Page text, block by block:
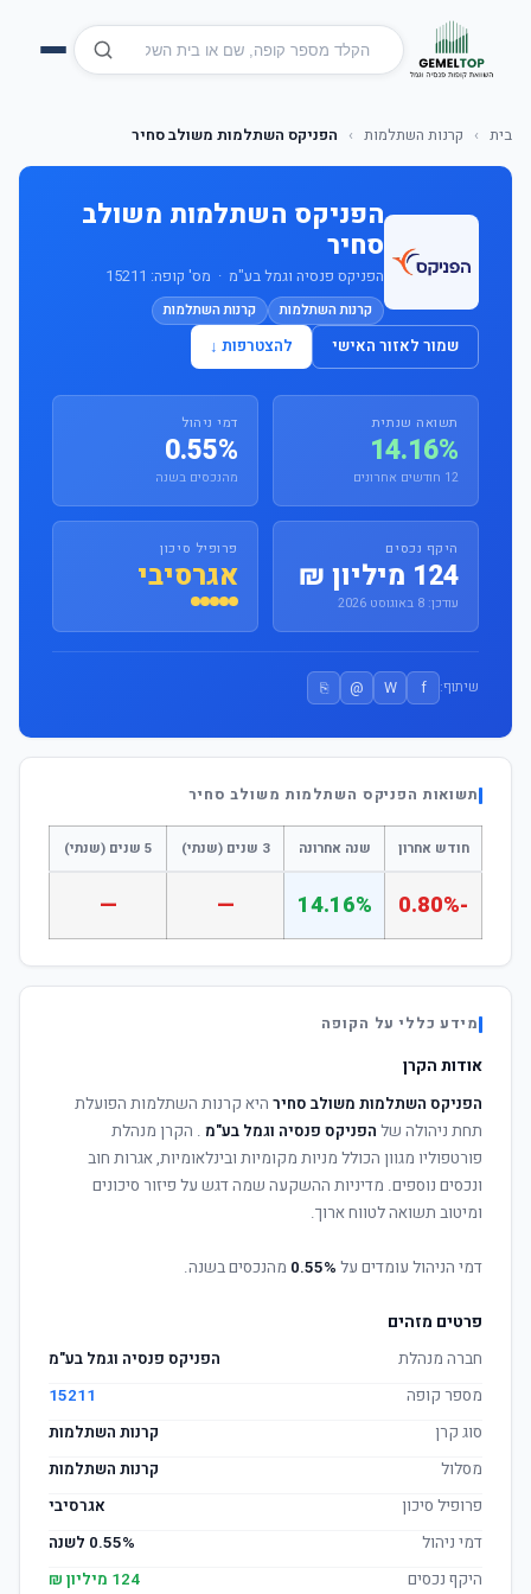
בית › קרנות השתלמות › הפניקס השתלמות משולב סחיר
הפניקס השתלמות משולב
סחיר
הפניקס פנסיה וגמל בע"מ · מס' קופה: 15211
קרנות השתלמות קרנות השתלמות
שמור לאזור האישי להצטרפות ↓
תשואה שנתית
14.16%
12 חודשים אחרונים
דמי ניהול
0.55%
מהנכסים בשנה
היקף נכסים
124 מיליון ₪
עודכן: 8 באוגוסט 2026
פרופיל סיכון
אגרסיבי
שיתוף: f
W
@
⎘
תשואות הפניקס השתלמות משולב סחיר
חודש אחרון שנה אחרונה 3 שנים (שנתי) 5 שנים (שנתי)
-0.80%
14.16%
—
—
מידע כללי על הקופה
אודות הקרן
הפניקס השתלמות משולב סחיר היא קרנות השתלמות הפועלת
תחת ניהולה של הפניקס פנסיה וגמל בע"מ . הקרן מנהלת
פורטפוליו מגוון הכולל מניות מקומיות ובינלאומיות, אגרות חוב
ונכסים נוספים. מדיניות ההשקעה שמה דגש על פיזור סיכונים
ומיטוב תשואה לטווח ארוך.
דמי הניהול עומדים על 0.55% מהנכסים בשנה.
פרטים מזהים
חברה מנהלת
הפניקס פנסיה וגמל בע"מ
מספר קופה
15211
סוג קרן
קרנות השתלמות
מסלול
קרנות השתלמות
פרופיל סיכון
אגרסיבי
דמי ניהול
0.55% לשנה
היקף נכסים
124 מיליון ₪